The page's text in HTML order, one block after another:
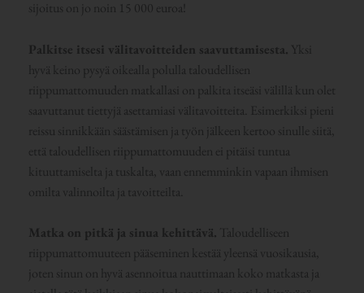
sijoitus on jo noin 15 000 euroa!
Palkitse itsesi välitavoitteiden saavuttamisesta. Yksi
hyvä keino pysyä oikealla polulla taloudellisen
riippumattomuuden matkallasi on palkita itseäsi välillä kun olet
saavuttanut tiettyjä asettamiasi välitavoitteita. Esimerkiksi pieni
reissu sinnikkään säästämisen ja työn jälkeen kertoo sinulle siitä,
että taloudellisen riippumattomuuden ei pitäisi tuntua
kituuttamiselta ja tuskalta, vaan ennemminkin vapaan ihmisen
omilta valinnoilta ja tavoitteilta.
Matka on pitkä ja sinua kehittävä. Taloudelliseen
riippumattomuuteen pääseminen kestää yleensä vuosikausia,
joten sinun on hyvä asennoitua nauttimaan koko matkasta ja